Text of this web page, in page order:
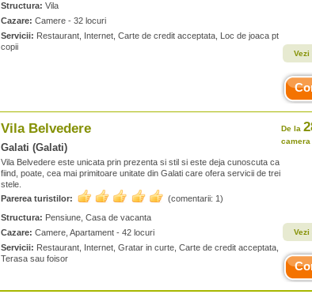
Structura: Vila
Cazare: Camere - 32 locuri
Servicii: Restaurant, Internet, Carte de credit acceptata, Loc de joaca pt
copii
Vezi
Vila Belvedere
Galati (Galati)
Vila Belvedere este unicata prin prezenta si stil si este deja cunoscuta ca
fiind, poate, cea mai primitoare unitate din Galati care ofera servicii de trei
stele.
Parerea turistilor:
(comentarii: 1)
Structura: Pensiune, Casa de vacanta
Cazare: Camere, Apartament - 42 locuri
Servicii: Restaurant, Internet, Gratar in curte, Carte de credit acceptata,
Terasa sau foisor
De la
camera
Vezi